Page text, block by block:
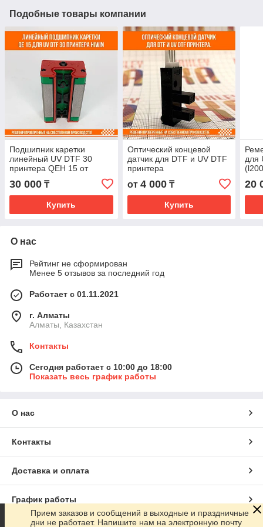
Подобные товары компании
Подшипник каретки
линейный UV DTF 30
принтера QEH 15 от
производителя Hiwin,
Слайдер D002T105
30 000 ₸
Купить
Оптический концевой
датчик для DTF и UV DTF
принтера
от 4 000₸
Купить
для
20
О нас
Рейтинг не сформирован
Менее 5 отзывов за последний год
Работает с 01.11.2021
г. Алматы
Алматы, Казахстан
Контакты
Сегодня работает с 10:00 до 18:00
Показать весь график работы
О нас
Контакты
Доставка и оплата
График работы
Прием заказов и сообщений в выходные и праздничные
дни не работает. Напишите нам на электронную почту